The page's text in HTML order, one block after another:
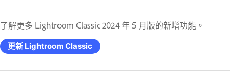
了解更多 Lightroom Classic 2024 年 5 月版的新增功能。
更新 Lightroom Classic